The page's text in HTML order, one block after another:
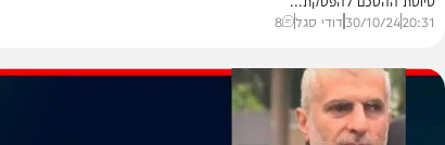
הבינ"ל להביא להפסקת אש בין ישראל לחיזבאללה, הערב נחשפת
להפסקת...